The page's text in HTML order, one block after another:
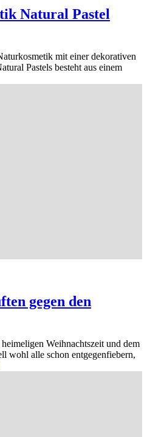
Natural Pastel
mit einer dekorativen
Pastels besteht aus einem
gegen den
Weihnachtszeit und dem
wohl alle schon entgegenfiebern,